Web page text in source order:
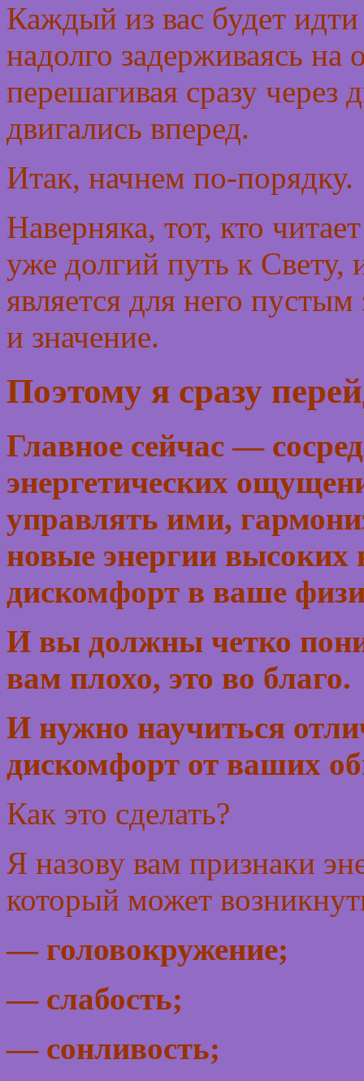
Каждый из вас будет
надолго задерживаясь на
перешагивая сразу через
двигались вперед.
Итак, начнем по-порядку.
Наверняка, тот, кто
уже долгий путь к Свету,
является для него
и значение.
Поэтому я сразу
Главное сейчас —
энергетических
управлять ими,
новые энергии высоких
дискомфорт в ваше
И вы должны четко
вам плохо, это во благо.
И нужно научиться
дискомфорт от ваших
Как это сделать?
Я назову вам признаки
который может
— головокружение;
— слабость;
— сонливость;